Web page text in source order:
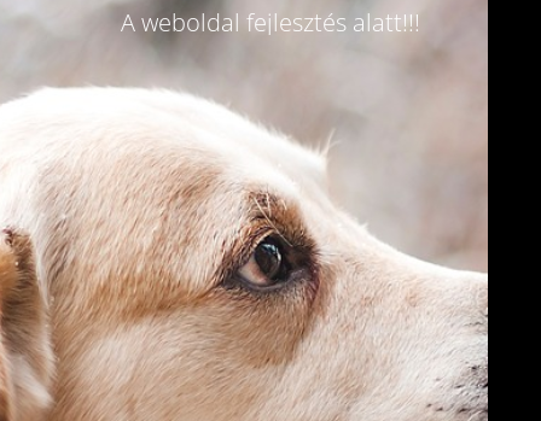
A weboldal fejlesztés alatt!!!